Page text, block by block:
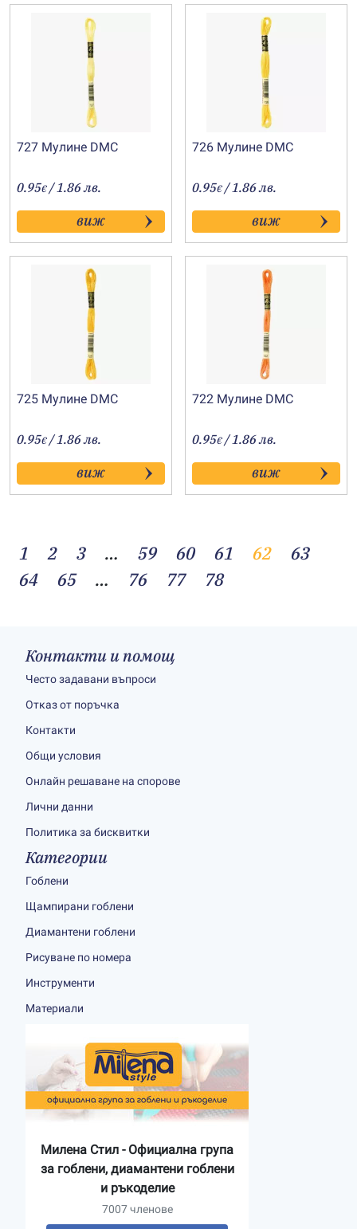
727 Мулине DMC
0.95€ / 1.86 лв.
виж
726 Мулине DMC
0.95€ / 1.86 лв.
виж
725 Мулине DMC
0.95€ / 1.86 лв.
виж
722 Мулине DMC
0.95€ / 1.86 лв.
виж
1 2 3 … 59 60 61 62
63
64
65 … 76 77 78
Контакти и помощ
Често задавани въпроси
Отказ от поръчка
Контакти
Общи условия
Онлайн решаване на спорове
Лични данни
Политика за бисквитки
Категории
Гоблени
Щампирани гоблени
Диамантени гоблени
Рисуване по номера
Инструменти
Материали
Милена Стил - Официална група
за гоблени, диамантени гоблени
и ръкоделие
7007 членове